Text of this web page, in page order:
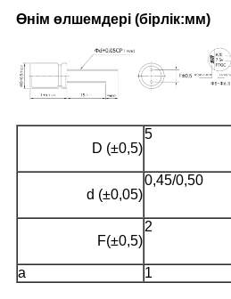
Өнім өлшемдері (бірлік:мм)
D (±0,5)
5
d (±0,05)
0,45/0,50
F(±0,5)
2
a 1